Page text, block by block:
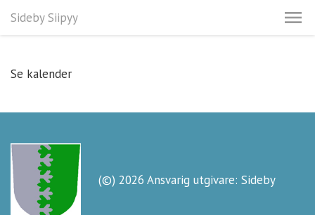
Sideby Siipyy
Se kalender
(©) 2026 Ansvarig utgivare: Sideby